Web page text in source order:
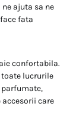
ajuta sa ne
fata
confortabila.
toate lucrurile
parfumate,
accesorii care